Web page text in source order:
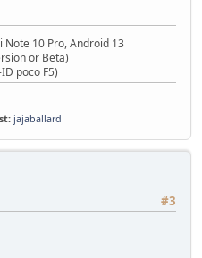
Note 10 Pro, Android 13
or Beta)
poco F5)
jajaballard
#3